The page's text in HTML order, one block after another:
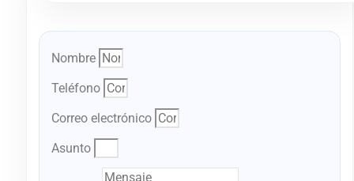
Nombre
Teléfono
Correo electrónico
Asunto